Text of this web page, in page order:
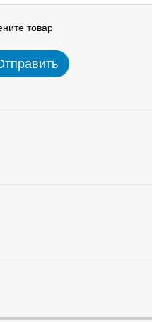
товар